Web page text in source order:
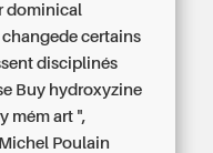
dominical
certains
disciplinés
Buy hydroxyzine
mém art ",
Poulain